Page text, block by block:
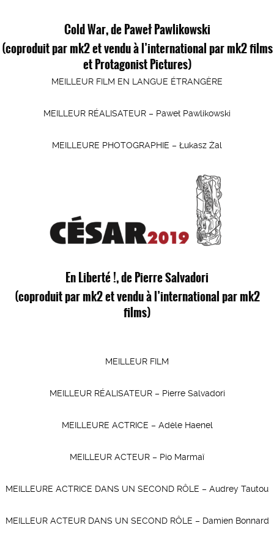
Cold War, de Paweł Pawlikowski
(coproduit par mk2 et vendu à l’international par mk2 films
et Protagonist Pictures)
MEILLEUR FILM EN LANGUE ÉTRANGÈRE
MEILLEUR RÉALISATEUR – Paweł Pawlikowski
MEILLEURE PHOTOGRAPHIE – Łukasz Żal
En Liberté !, de Pierre Salvadori
(coproduit par mk2 et vendu à l’international par mk2
films)
MEILLEUR FILM
MEILLEUR RÉALISATEUR – Pierre Salvadori
MEILLEURE ACTRICE – Adèle Haenel
MEILLEUR ACTEUR – Pio Marmaï
MEILLEURE ACTRICE DANS UN SECOND RÔLE – Audrey Tautou
MEILLEUR ACTEUR DANS UN SECOND RÔLE – Damien Bonnard